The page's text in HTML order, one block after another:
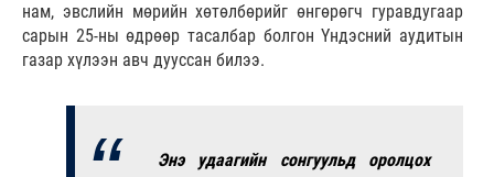
нам, эвслийн мөрийн хөтөлбөрийг өнгөрөгч гуравдугаар
сарын 25-ны өдрөөр тасалбар болгон Үндэсний аудитын
газар хүлээн авч дууссан билээ.
Энэ удаагийн сонгуульд оролцох